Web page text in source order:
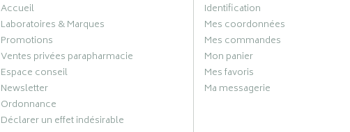
Accueil
Laboratoires & Marques
Promotions
Ventes privées parapharmacie
Espace conseil
Newsletter
Ordonnance
Déclarer un effet indésirable
Identification
Mes coordonnées
Mes commandes
Mon panier
Mes favoris
Ma messagerie